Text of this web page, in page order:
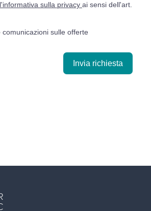
l'informativa sulla privacy ai sensi dell'art.
sulle offerte
Invia richiesta